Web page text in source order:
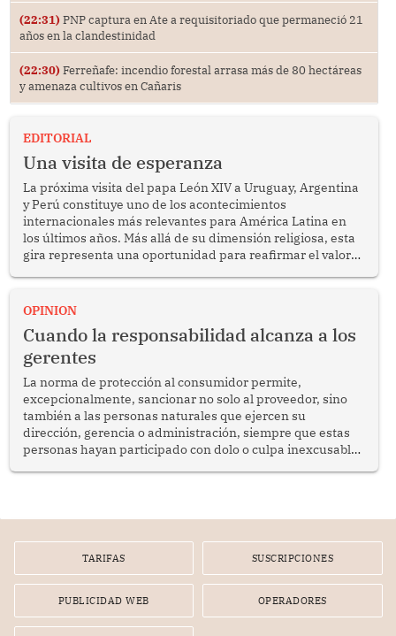
(22:31) PNP captura en Ate a requisitoriado que permaneció 21
años en la clandestinidad
(22:30) Ferreñafe: incendio forestal arrasa más de 80 hectáreas
y amenaza cultivos en Cañaris
EDITORIAL
Una visita de esperanza
La próxima visita del papa León XIV a Uruguay, Argentina
y Perú constituye uno de los acontecimientos
internacionales más relevantes para América Latina en
los últimos años. Más allá de su dimensión religiosa, esta
gira representa una oportunidad para reafirmar el valor
enfrenta desafíos en materia de desarrollo, cohesión
OPINION
Cuando la responsabilidad alcanza a los
gerentes
La norma de protección al consumidor permite,
excepcionalmente, sancionar no solo al proveedor, sino
también a las personas naturales que ejercen su
dirección, gerencia o administración, siempre que estas
personas hayan participado con dolo o culpa inexcusable
por la frustrada realización de un meet and greet con
TARIFAS SUSCRIPCIONES
PUBLICIDAD WEB OPERADORES